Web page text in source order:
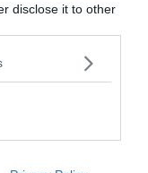
disclose it to other